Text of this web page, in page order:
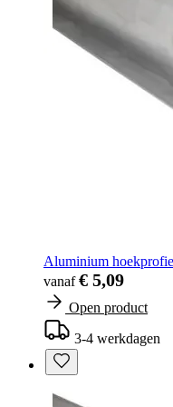
Aluminium
vanaf€ 5,09
Open product
3-4 werkdagen